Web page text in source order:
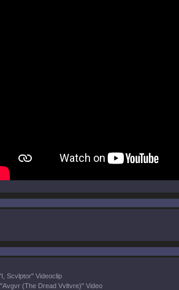
Scvlptor" Videoclip
(The Dread Vvltvre)" Video